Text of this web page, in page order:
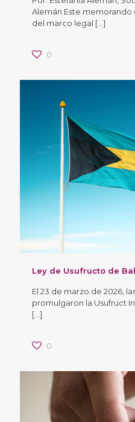
Alemán Este memorando
del marco legal […]
0
Ley de Usufructo de
El 23 de marzo de 2026,
promulgaron la Usufruct
[…]
0